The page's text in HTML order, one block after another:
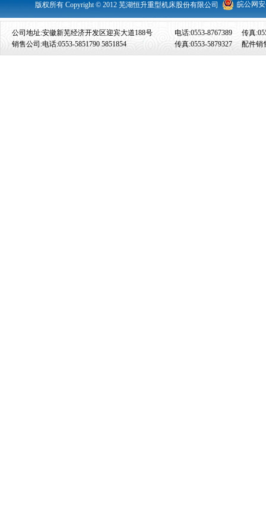
版权所有 Copyright © 2012 芜湖恒升重型机床股份有限公司 皖公网安
公司地址:安徽新芜经济开发区迎宾大道188号 电话:0553-8767389
传真
销售公司:电话:0553-5851790 5851854
传真:0553-5879327 配件销